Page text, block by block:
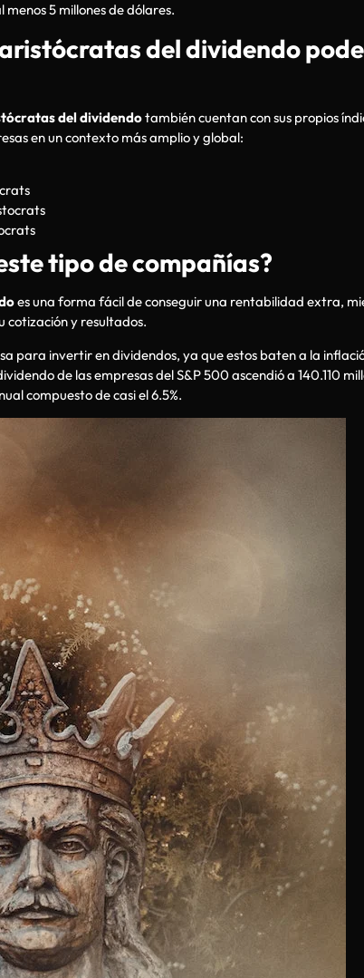
5 millones de dólares.
del dividendo
del dividendotambién cuentan con sus propios
en un contexto más amplio y global:
tipo de compañías?
es una forma fácil de conseguir una rentabilidad extra,
cotización y resultados.
para invertir en dividendos, ya que estos baten a la
de las empresas del S&P 500 ascendió a 140.110
compuesto de casi el 6.5%.